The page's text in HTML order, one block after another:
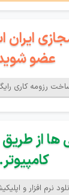
ایران
عضو
رزومه کاری
از طریق
نرم افزار و